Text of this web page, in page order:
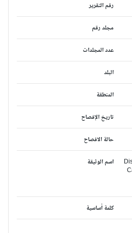
رقم التقرير
مجلد رقم
عدد المجلدات
البلد
المنطقة
تاريخ الإفصاح
حالة الافصاح
اسم الوثيقة
كلمة أساسية